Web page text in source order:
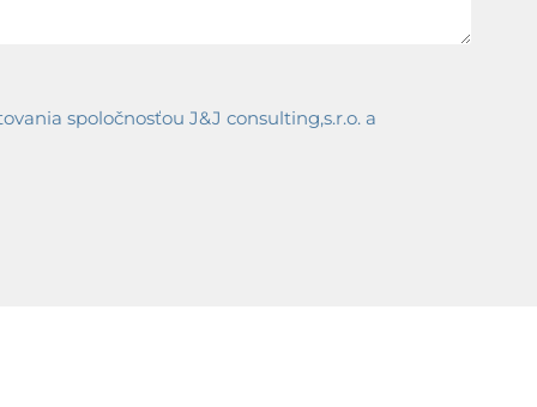
spoločnosťou J&J consulting,s.r.o. a